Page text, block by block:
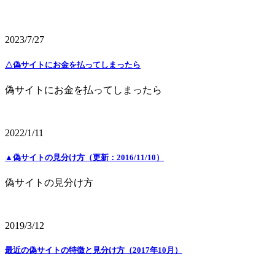
2023/7/27
△偽サイトにお金を払ってしまったら
偽サイトにお金を払ってしまったら
2022/1/11
▲偽サイトの見分け方（更新：2016/11/10）
偽サイトの見分け方
2019/3/12
最近の偽サイトの特徴と見分け方（2017年10月）